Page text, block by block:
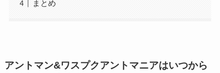
まとめ
アントマン&ワスプクアントマニアはいつから